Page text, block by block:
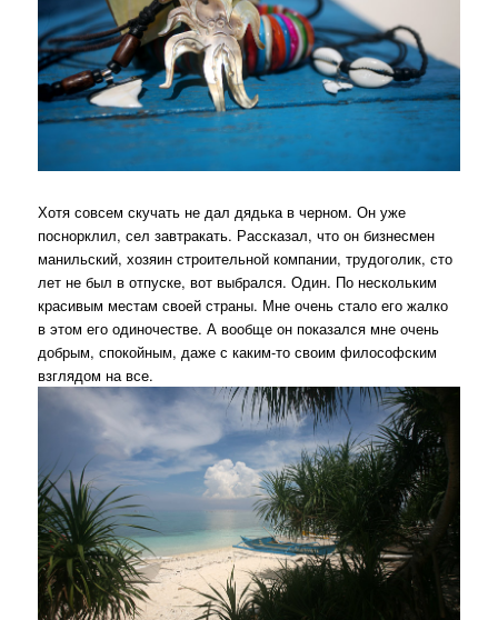
Хотя совсем скучать не дал дядька в черном. Он уже
поснорклил, сел завтракать. Рассказал, что он бизнесмен
манильский, хозяин строительной компании, трудоголик, сто
лет не был в отпуске, вот выбрался. Один. По нескольким
красивым местам своей страны. Мне очень стало его жалко
в этом его одиночестве. А вообще он показался мне очень
добрым, спокойным, даже с каким-то своим философским
взглядом на все.